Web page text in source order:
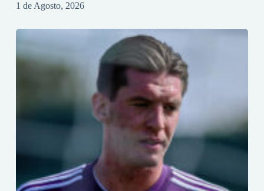
1 de Agosto, 2026